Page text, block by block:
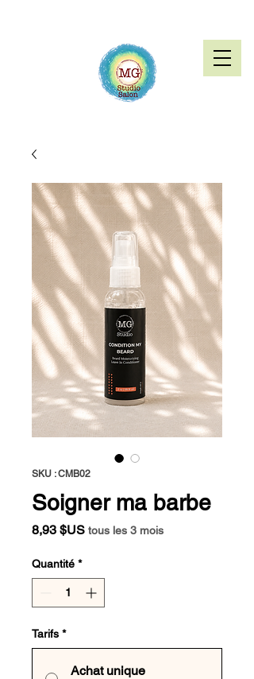
SKU : CMB02
Soigner ma barbe
8,93 $USPrix
tous les 3 mois
Quantité *
Tarifs *
Achat unique